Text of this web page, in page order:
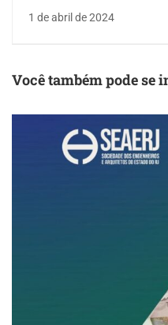
essencial para
1 de abril de 2024
Você também pode se